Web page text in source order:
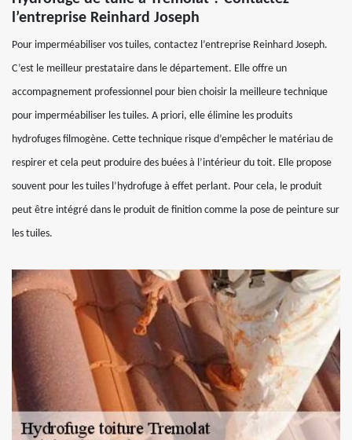
l’entreprise Reinhard Joseph
Pour imperméabiliser vos tuiles, contactez l’entreprise Reinhard Joseph.
C’est le meilleur prestataire dans le département. Elle offre un
accompagnement professionnel pour bien choisir la meilleure technique
pour imperméabiliser les tuiles. A priori, elle élimine les produits
hydrofuges filmogène. Cette technique risque d’empêcher le matériau de
respirer et cela peut produire des buées à l’intérieur du toit. Elle propose
souvent pour les tuiles l’hydrofuge à effet perlant. Pour cela, le produit
peut être intégré dans le produit de finition comme la pose de peinture sur
les tuiles.